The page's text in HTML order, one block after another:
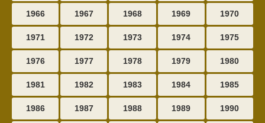
1966 1967 1968 1969 1970
1971 1972 1973 1974 1975
1976 1977 1978 1979 1980
1981 1982 1983 1984 1985
1986 1987 1988 1989 1990